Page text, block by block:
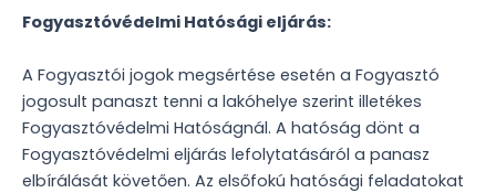
Fogyasztóvédelmi Hatósági eljárás:
A Fogyasztói jogok megsértése esetén a Fogyasztó
jogosult panaszt tenni a lakóhelye szerint illetékes
Fogyasztóvédelmi Hatóságnál. A hatóság dönt a
Fogyasztóvédelmi eljárás lefolytatásáról a panasz
elbírálását követően. Az elsőfokú hatósági feladatokat